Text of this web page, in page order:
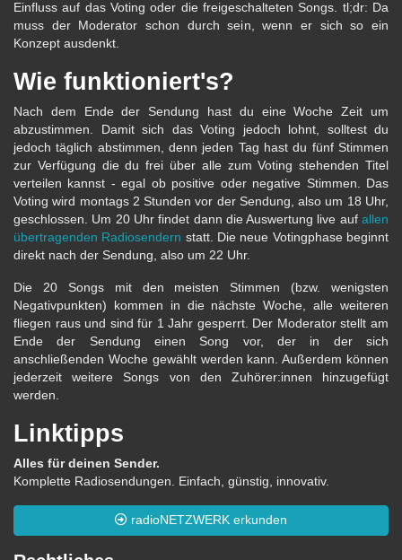
Einfluss auf das Voting oder die freigeschalteten Songs. tl;dr: Da
muss der Moderator schon durch sein, wenn er sich so ein
Konzept ausdenkt.
Wie funktioniert's?
Nach dem Ende der Sendung hast du eine Woche Zeit um
abzustimmen. Damit sich das Voting jedoch lohnt, solltest du
jedoch täglich abstimmen, denn jeden Tag hast du fünf Stimmen
zur Verfügung die du frei über alle zum Voting stehenden Titel
verteilen kannst - egal ob positive oder negative Stimmen. Das
Voting wird montags 2 Stunden vor der Sendung, also um 18 Uhr,
geschlossen. Um 20 Uhr findet dann die Auswertung live auf allen
übertragenden Radiosendern statt. Die neue Votingphase beginnt
direkt nach der Sendung, also um 22 Uhr.
Die 20 Songs mit den meisten Stimmen (bzw. wenigsten
Negativpunkten) kommen in die nächste Woche, alle weiteren
fliegen raus und sind für 1 Jahr gesperrt. Der Moderator stellt am
Ende der Sendung einen Song vor, der in der sich
anschließenden Woche gewählt werden kann. Außerdem können
jederzeit weitere Songs von den Zuhörer:innen hinzugefügt
werden.
Linktipps
Alles für deinen Sender.
Komplette Radiosendungen. Einfach, günstig, innovativ.
radioNETZWERK erkunden